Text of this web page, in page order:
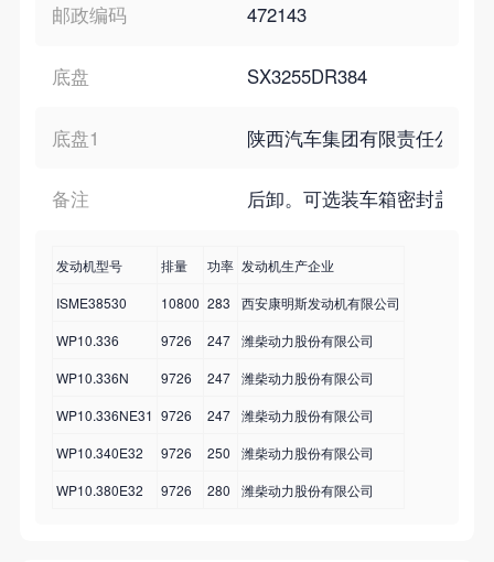
邮政编码 472143
底盘 SX3255DR384
底盘1 陕西汽车集团有限责任公司
备注 后卸。可选装车箱密封盖,顶
发动机型号 排量 功率 发动机生产企业
ISME38530
10800 283
西安康明斯发动机有限公司
WP10.336
9726 247
潍柴动力股份有限公司
WP10.336N
9726 247
潍柴动力股份有限公司
WP10.336NE31 9726 247
潍柴动力股份有限公司
WP10.340E32
9726 250
潍柴动力股份有限公司
WP10.380E32
9726 280 潍柴动力股份有限公司